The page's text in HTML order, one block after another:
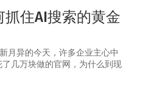
住AI搜索的黄金
月异的今天，许多企业主心中
几万块做的官网，为什么到现